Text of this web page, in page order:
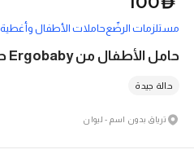
مستلزمات الرضّعحاملات الأطفال وأغطية
حامل الأطفال من Ergobaby حتى ١٥ كجم
حالة جيدة
ترياق بدون اسم - ليوان